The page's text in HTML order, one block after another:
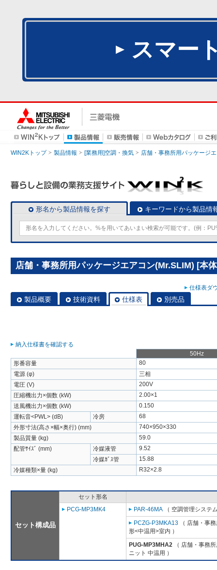
スマー
WIN2Kトップ 製品情報 [業務用]空調・換気 店舗・事務所用パッケージ
形名から製品情報を探す キーワードから製品情
店舗・事務所用パッケージエアコン(Mr.SLIM) [本
仕様表ダ
製品概要 技術資料 仕様表 別売品
納入仕様書を確認する
50Hz
形番容量
80
電源 (φ)
三相
電圧 (V)
200V
圧縮機出力×個数 (kW)
2.00×1
送風機出力×個数 (kW)
0.150
運転音<PWL> (dB)
冷房
68
外形寸法(高さ×幅×奥行) (mm)
740×950×330
製品質量 (kg)
59.0
配管ｻｲｽﾞ (mm)
冷媒液管
9.52
冷媒ｶﾞｽ管
15.88
冷媒種類×量 (kg)
R32×2.8
セット構成品
セット形名
PCG-MP3MK4
PAR-46MA （ 空調管理システ
PCZG-P3MKA13 （ 店舗・事
形<中温用>室内 ）
PUG-MP3MHA2 （ 店舗・事務
ニット 中温用 ）